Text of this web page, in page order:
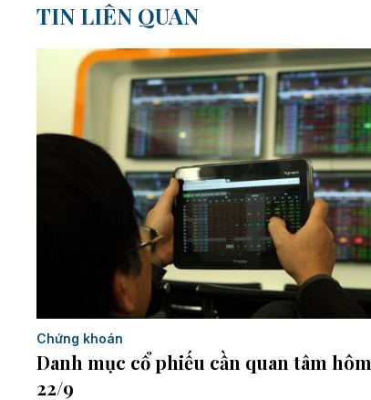
TIN LIÊN QUAN
Chứng khoán
Danh mục cổ phiếu cần quan tâm
22/9